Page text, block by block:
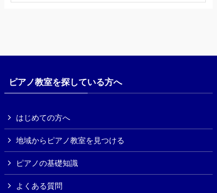
ピアノ教室を探している方へ
はじめての方へ
地域からピアノ教室を見つける
ピアノの基礎知識
よくある質問